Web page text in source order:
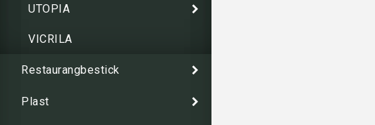
UTOPIA
VICRILA
Restaurangbestick
Plast